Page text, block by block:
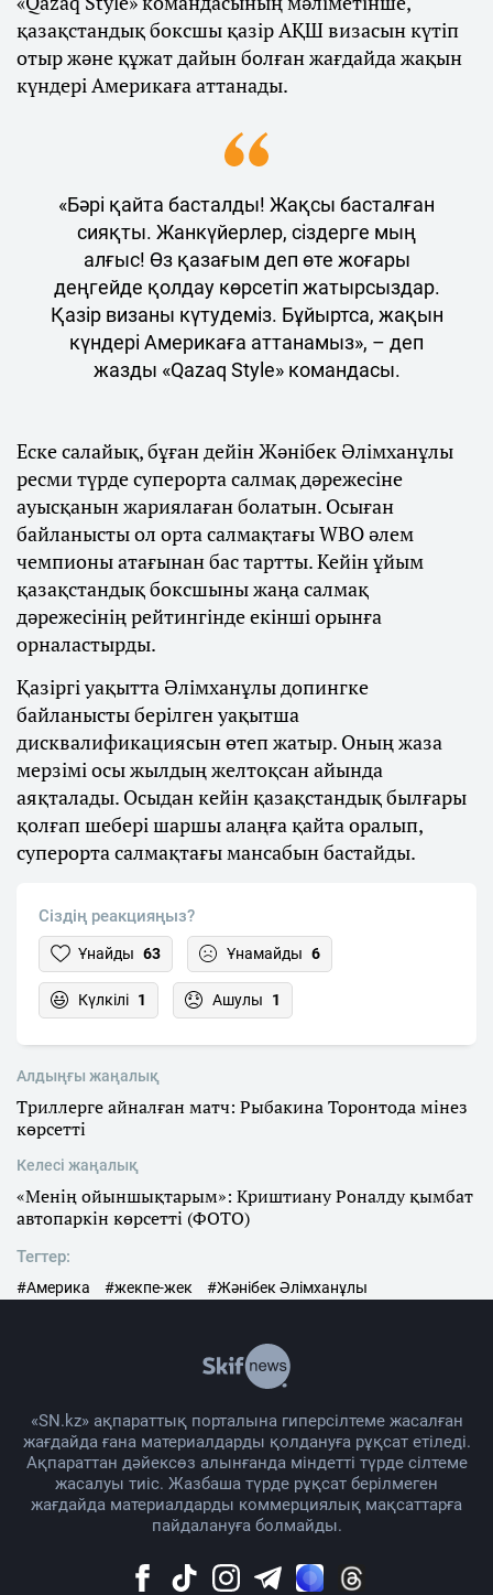
қазақстандық боксшы қазір АҚШ визасын күтіп
отыр және құжат дайын болған жағдайда жақын
күндері Америкаға аттанады.
«Бәрі қайта басталды! Жақсы басталған
сияқты. Жанкүйерлер, сіздерге мың
алғыс! Өз қазағым деп өте жоғары
деңгейде қолдау көрсетіп жатырсыздар.
Қазір визаны күтудеміз. Бұйыртса, жақын
күндері Америкаға аттанамыз», – деп
жазды «Qazaq Style» командасы.
Еске салайық, бұған дейін Жәнібек Әлімханұлы
ресми түрде суперорта салмақ дәрежесіне
ауысқанын жариялаған болатын. Осыған
байланысты ол орта салмақтағы WBO әлем
чемпионы атағынан бас тартты. Кейін ұйым
қазақстандық боксшыны жаңа салмақ
дәрежесінің рейтингінде екінші орынға
орналастырды.
Қазіргі уақытта Әлімханұлы допингке
байланысты берілген уақытша
дисквалификациясын өтеп жатыр. Оның жаза
мерзімі осы жылдың желтоқсан айында
аяқталады. Осыдан кейін қазақстандық былғары
қолғап шебері шаршы алаңға қайта оралып,
суперорта салмақтағы мансабын бастайды.
Сіздің реакцияңыз?
Ұнайды 63 Ұнамайды 6
Күлкілі 1 Ашулы 1
Алдыңғы жаңалық
Триллерге айналған матч: Рыбакина Торонтода мінез
көрсетті
Келесі жаңалық
«Менің ойыншықтарым»: Криштиану Роналду қымбат
автопаркін көрсетті (ФОТО)
Тегтер:
#Америка #жекпе-жек #Жәнібек Әлімханұлы
«SN.kz» ақпараттық порталына гиперсілтеме жасалған
жағдайда ғана материалдарды қолдануға рұқсат етіледі.
Ақпараттан дәйексөз алынғанда міндетті түрде сілтеме
жасалуы тиіс. Жазбаша түрде рұқсат берілмеген
жағдайда материалдарды коммерциялық мақсаттарға
пайдалануға болмайды.